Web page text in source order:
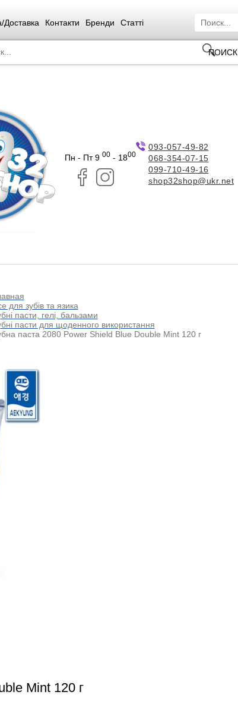
Доставка Контакти Бренди Статті
ПОИСК
Пн - Пт 9 00 - 1800
093-057-49-82
068-354-07-15
099-710-49-16
shop32shop@ukr.net
для зубів та язика
пасти, гелі, бальзами
пасти для щоденного використання
паста 2080 Power Shield Blue Double Mint 120 г
Mint 120 г